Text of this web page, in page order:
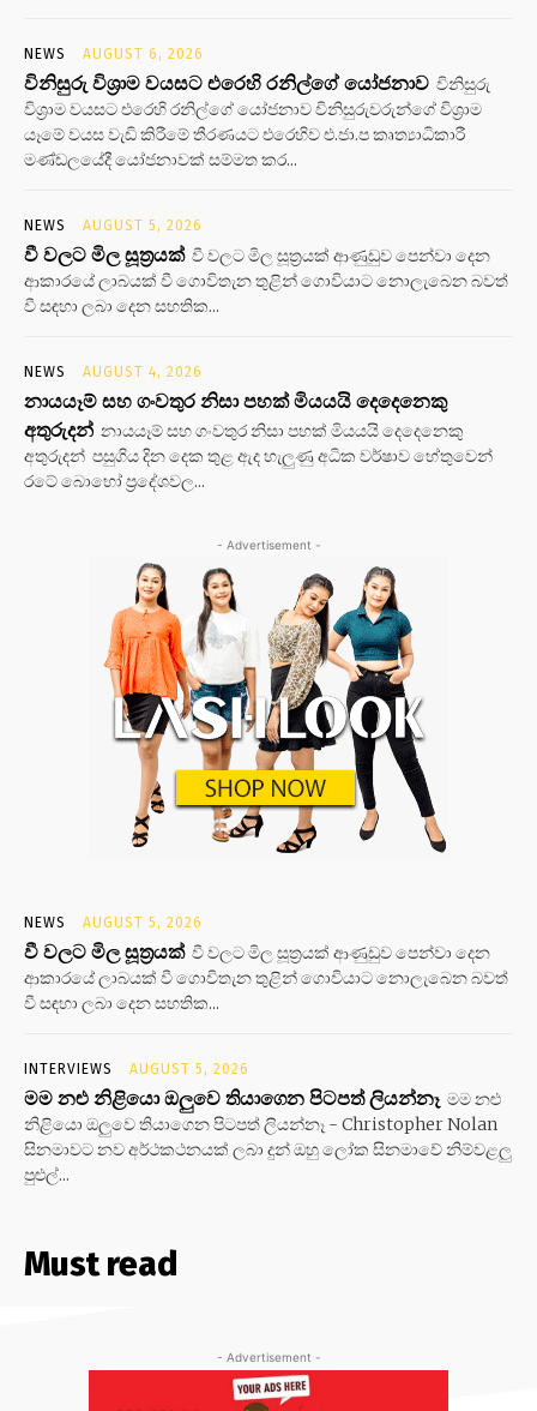
NEWS AUGUST 6, 2026
විනිසුරු විශ්‍රාම වයසට එරෙහි රනිල්ගේ යෝජනාව විනිසුරු
විශ්‍රාම වයසට එරෙහි රනිල්ගේ යෝජනාව විනිසුරුවරුන්ගේ විශ්‍රාම
යෑමේ වයස වැඩි කිරීමේ තීරණයට එරෙහිව එ.ජා.ප කෘත්‍යාධිකාරී
මණ්ඩලයේදී යෝජනාවක් සම්මත කර...
NEWS AUGUST 5, 2026
වී වලට මිල සූත්‍රයක් වී වලට මිල සූත්‍රයක් ආණුඩුව පෙන්වා දෙන
ආකාරයේ ලාබයක් වී ගොවිතැන තුළින් ගොවියාට නොලැබෙන බවත්
වී සඳහා ලබා දෙන සහතික...
NEWS AUGUST 4, 2026
නායයෑම් සහ ගංවතුර නිසා පහක් මියයයි දෙදෙනෙකු
අතුරුදන් නායයෑම් සහ ගංවතුර නිසා පහක් මියයයි දෙදෙනෙකු
අතුරුදන් පසුගිය දින දෙක තුළ ඇද හැලුණු අධික වර්ෂාව හේතුවෙන්
රටේ බොහෝ ප්‍රදේශවල...
- Advertisement -
NEWS AUGUST 5, 2026
වී වලට මිල සූත්‍රයක් වී වලට මිල සූත්‍රයක් ආණුඩුව පෙන්වා දෙන
ආකාරයේ ලාබයක් වී ගොවිතැන තුළින් ගොවියාට නොලැබෙන බවත්
වී සඳහා ලබා දෙන සහතික...
INTERVIEWS AUGUST 5, 2026
මම නළු නිළියො ඔලුවෙ තියාගෙන පිටපත් ලියන්නෑ මම නළු
නිළියො ඔලුවෙ තියාගෙන පිටපත් ලියන්නෑ - Christopher Nolan
සිනමාවට නව අර්ථකථනයක් ලබා දුන් ඔහු ලෝක සිනමාවේ නිම්වළලු
පුළුල්...
Must read
- Advertisement -